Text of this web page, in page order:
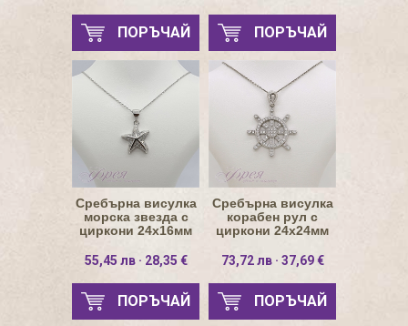
ПОРЪЧАЙ ПОРЪЧАЙ
Сребърна висулка
морска звезда с
циркони 24х16мм
55,45 лв · 28,35 €
ПОРЪЧАЙ
Сребърна висулка
корабен рул с
циркони 24х24мм
73,72 лв · 37,69 €
ПОРЪЧАЙ